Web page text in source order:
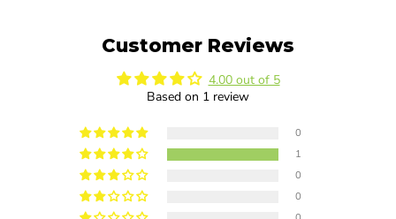
Customer Reviews
4.00 out of 5
Based on 1 review
0
1
0
0